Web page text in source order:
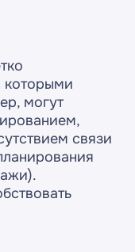
которыми
могут
связи